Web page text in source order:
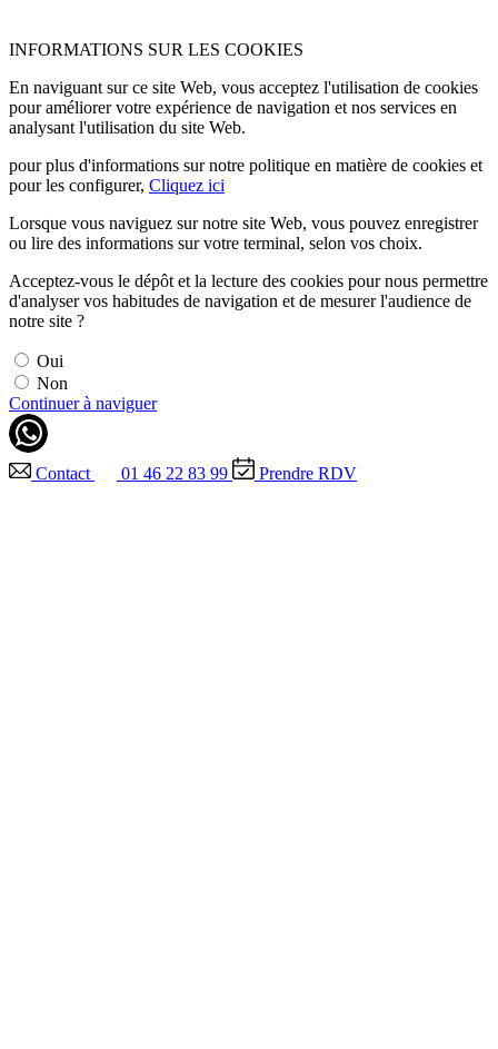
INFORMATIONS SUR LES COOKIES
En naviguant sur ce site Web, vous acceptez l'utilisation de cookies
pour améliorer votre expérience de navigation et nos services en
analysant l'utilisation du site Web.
pour plus d'informations sur notre politique en matière de cookies et
pour les configurer, Cliquez ici
Lorsque vous naviguez sur notre site Web, vous pouvez enregistrer
ou lire des informations sur votre terminal, selon vos choix.
Acceptez-vous le dépôt et la lecture des cookies pour nous permettre
d'analyser vos habitudes de navigation et de mesurer l'audience de
notre site ?
Oui
Non
Continuer à naviguer
Contact 01 46 22 83 99 Prendre RDV